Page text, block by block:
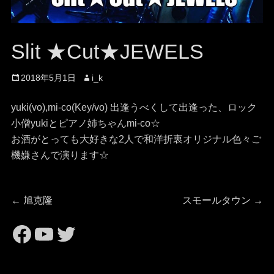
Slit ★Cut★JEWELS
投
日
2018年5月1日
投
者
i_k
yuki(vo),mi-co(Key/vo) 出逢うべくして出逢った、ロック
小僧yukiとピアノ姉ちゃんmi-co☆
お酒がとっても大好きな2人で和洋折衷オリジナル色々ご
機嫌さんで演ります☆
投
稿
← 前
投
旭克隆
次
スモールタウン →
https://
https://
Twitter